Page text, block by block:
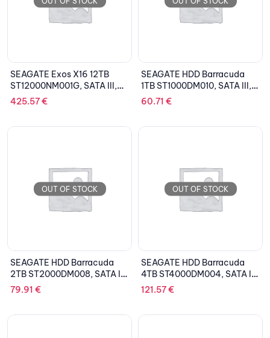
SEAGATE Exos X16 12TB
ST12000NM001G, SATA III,
3.5”
425.57€
SEAGATE HDD Barracuda
1TB ST1000DM010, SATA III,
3.5”
60.71 €
OUT OF STOCK
SEAGATE HDD Barracuda
2TB ST2000DM008, SATA III,
3.5”
79.91 €
OUT OF STOCK
SEAGATE HDD Barracuda
4TB ST4000DM004, SATA III,
3.5”
121.57€